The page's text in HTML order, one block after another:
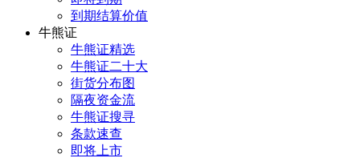
到期结算价值
牛熊证
牛熊证精选
牛熊证二十大
街货分布图
隔夜资金流
牛熊证搜寻
条款速查
即将上市